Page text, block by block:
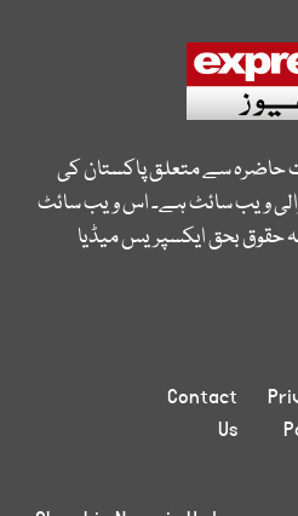
حاضرہ سے متعلق پاکستان کی
ویب سائٹ ہے۔ اس ویب سائٹ
حقوق بحق ایکسپریس میڈیا
Contact
Us